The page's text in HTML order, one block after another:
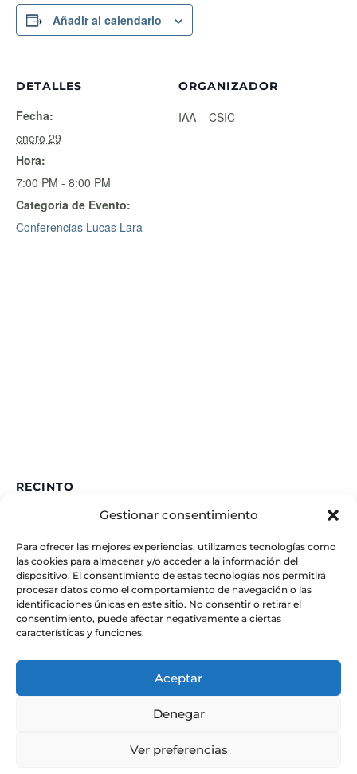
Gestionar consentimiento
Para ofrecer las mejores experiencias, utilizamos tecnologías como
las cookies para almacenar y/o acceder a la información del
dispositivo. El consentimiento de estas tecnologías nos permitirá
procesar datos como el comportamiento de navegación o las
identificaciones únicas en este sitio. No consentir o retirar el
consentimiento, puede afectar negativamente a ciertas
características y funciones.
Aceptar
Denegar
Ver preferencias
Añadir al calendario
DETALLES
Fecha:
enero 29
Hora:
7:00 PM - 8:00 PM
Categoría de Evento:
Conferencias Lucas Lara
ORGANIZADOR
IAA – CSIC
RECINTO
Granada, España